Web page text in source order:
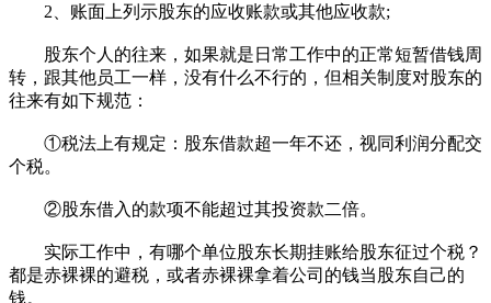
2、账面上列示股东的应收账款或其他应收款;
股东个人的往来，如果就是日常工作中的正常短暂借钱周
转，跟其他员工一样，没有什么不行的，但相关制度对股东的
往来有如下规范：
①税法上有规定：股东借款超一年不还，视同利润分配交
个税。
②股东借入的款项不能超过其投资款二倍。
实际工作中，有哪个单位股东长期挂账给股东征过个税？
都是赤裸裸的避税，或者赤裸裸拿着公司的钱当股东自己的
钱。